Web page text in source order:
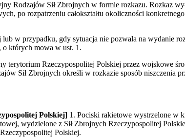
Rodzajów Sił Zbrojnych w formie rozkazu. Rozkaz
po rozpatrzeniu całokształtu okoliczności
w przypadku, gdy sytuacja nie pozwala na wydanie
których mowa w ust. 1.
terytorium Rzeczypospolitej Polskiej przez wojskowe
Sił Zbrojnych określi w rozkazie sposób
Polskiej] 1. Pociski rakietowe wystrzelone w
wydzielone z Sił Zbrojnych Rzeczypospolitej
Polskiej.